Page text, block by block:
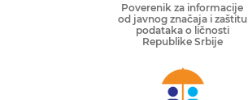
Poverenik za informacije
od javnog značaja i zaštitu
podataka o ličnosti
Republike Srbije